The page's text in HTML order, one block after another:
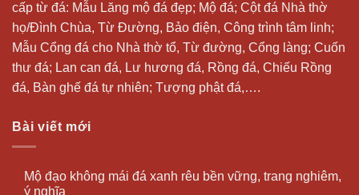
cấp từ đá: Mẫu Lăng mộ đá đẹp; Mộ đá; Cột đá Nhà thờ
họ/Đình Chùa, Từ Đường, Bảo điện, Công trình tâm linh;
Mẫu Cổng đá cho Nhà thờ tổ, Từ đường, Cổng làng; Cuốn
thư đá; Lan can đá, Lư hương đá, Rồng đá, Chiếu Rồng
đá, Bàn ghế đá tự nhiên; Tượng phật đá,….
Bài viết mới
Mộ đạo không mái đá xanh rêu bền vững, trang nghiêm,
ý nghĩa